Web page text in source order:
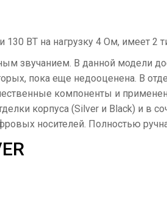
ВТ на нагрузку 4 Ом, имеет 2
звучанием. В данной модели
пока еще недооценена. В
компоненты и
корпуса (Silver и Black) и в
носителей. Полностью